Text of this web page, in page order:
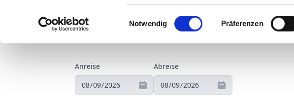
Einwilligungsauswahl
Notwendig Präferenzen
Deine Anfragedaten
Mallorca – das Trainingsparadies für Ausdauersportler!
Saisonvorbereitung nutzen. Das Zafiro Palace Alcudia
Anreise Abreise